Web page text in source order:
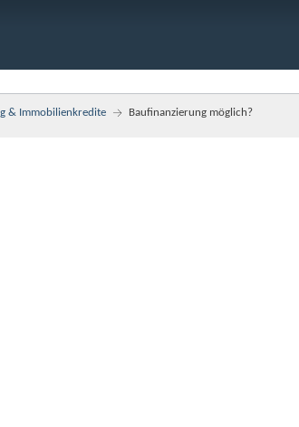
& Immobilienkredite Baufinanzierung möglich?